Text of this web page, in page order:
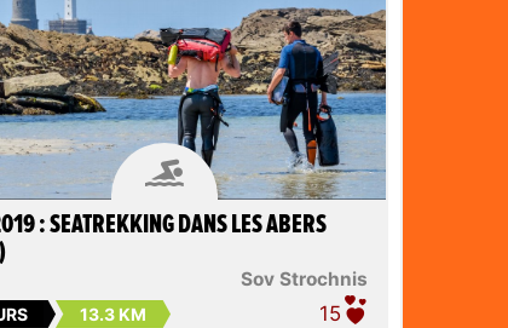

Sov Strochnis
: SEATREKKING DANS LES ABERS
13.3 KM 15